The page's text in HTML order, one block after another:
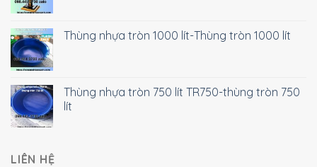
Thùng nhựa tròn 1000 lít-Thùng tròn 1000 lít
Thùng nhựa tròn 750 lít TR750-thùng tròn 750
lít
LIÊN HỆ